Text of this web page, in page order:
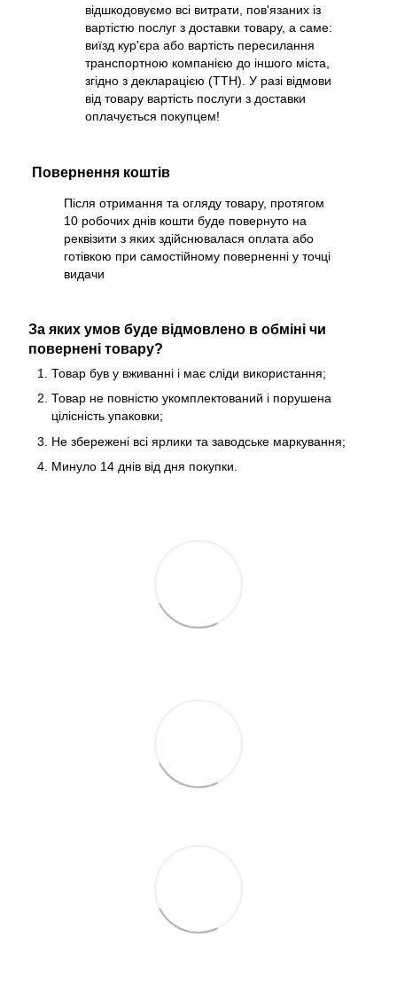
відшкодовуємо всі витрати, пов'язаних із
вартістю послуг з доставки товару, а саме:
виїзд кур'єра або вартість пересилання
транспортною компанією до іншого міста,
згідно з декларацією (ТТН). У разі відмови
від товару вартість послуги з доставки
оплачується покупцем!
Повернення коштів
Після отримання та огляду товару, протягом
10 робочих днів кошти буде повернуто на
реквізити з яких здійснювалася оплата або
готівкою при самостійному поверненні у точці
видачи
За яких умов буде відмовлено в обміні чи
повернені товару?
Товар був у вживанні і має сліди використання;
Товар не повністю укомплектований і порушена
цілісність упаковки;
Не збережені всі ярлики та заводське маркування;
Минуло 14 днів від дня покупки.